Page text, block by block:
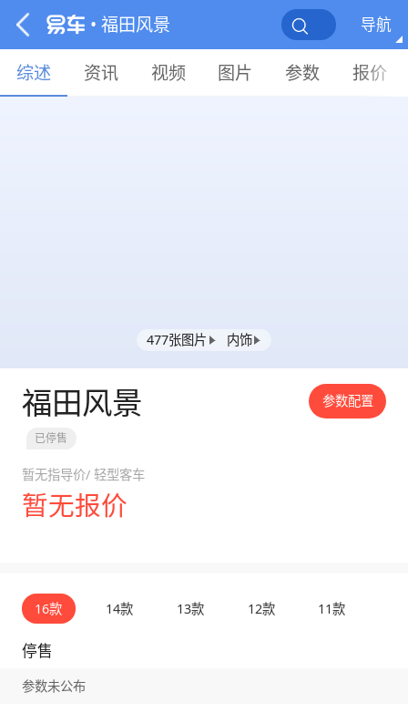
• 福田风景 导航
综述 资讯 视频 图片 参数 报价
477张图片 内饰
福田风景
已停售
参数配置
暂无指导价/ 轻型客车
暂无报价
16款 14款 13款 12款 11款
停售
参数未公布